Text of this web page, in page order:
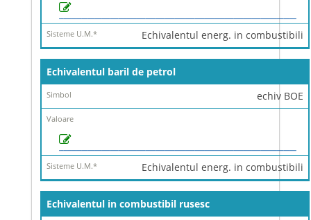
Echivalentul energ. in combustibili
Echivalentul baril de petrol
echiv BOE
Echivalentul energ. in combustibili
Echivalentul in combustibil rusesc